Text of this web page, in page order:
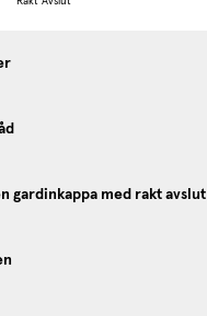
gardinkappa med rakt avslut